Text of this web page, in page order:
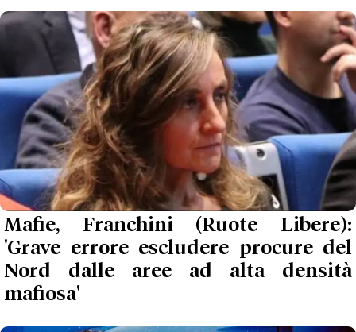
Mafie, Franchini (Ruote Libere):
'Grave errore escludere procure del
Nord dalle aree ad alta densità
mafiosa'